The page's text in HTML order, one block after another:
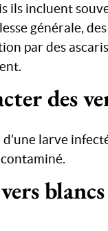
ils incluent
générale,
par des
des
larve
blancs